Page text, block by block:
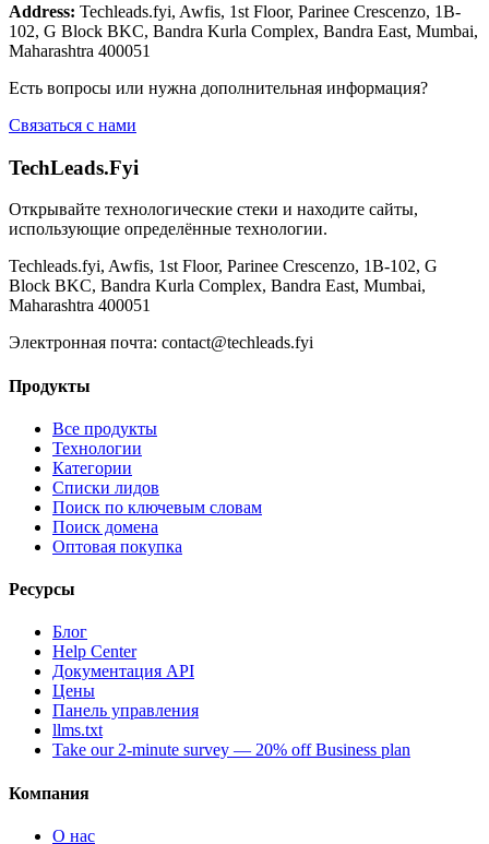
Address: Techleads.fyi, Awfis, 1st Floor, Parinee Crescenzo, 1B-
102, G Block BKC, Bandra Kurla Complex, Bandra East, Mumbai,
Maharashtra 400051
Есть вопросы или нужна дополнительная информация?
Связаться с нами
TechLeads.Fyi
Открывайте технологические стеки и находите сайты,
использующие определённые технологии.
Techleads.fyi, Awfis, 1st Floor, Parinee Crescenzo, 1B-102, G
Block BKC, Bandra Kurla Complex, Bandra East, Mumbai,
Maharashtra 400051
Электронная почта: contact@techleads.fyi
Продукты
Все продукты
Технологии
Категории
Списки лидов
Поиск по ключевым словам
Поиск домена
Оптовая покупка
Ресурсы
Блог
Help Center
Документация API
Цены
Панель управления
llms.txt
Take our 2-minute survey — 20% off Business plan
Компания
О нас